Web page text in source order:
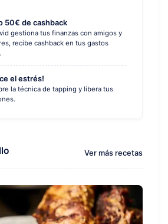
50€ de cashback
gestiona tus finanzas con amigos y
recibe cashback en tus gastos
el estrés!
la técnica de tapping y libera tus
Ver más recetas